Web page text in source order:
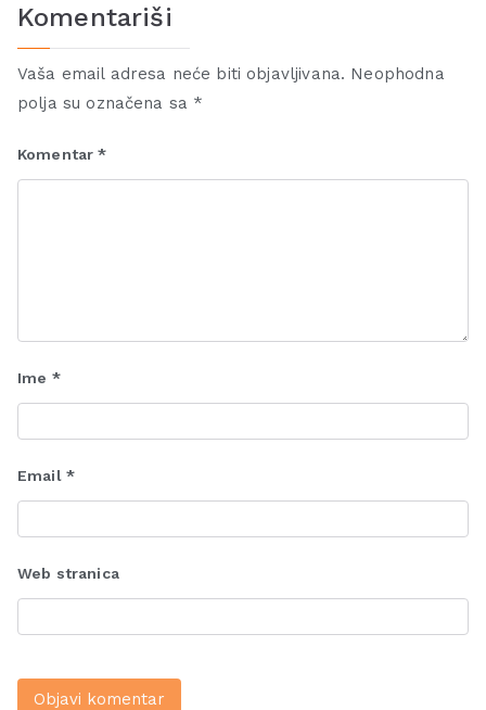
Komentariši
Vaša email adresa neće biti objavljivana. Neophodna
polja su označena sa *
Komentar*
Ime *
Email *
Web stranica